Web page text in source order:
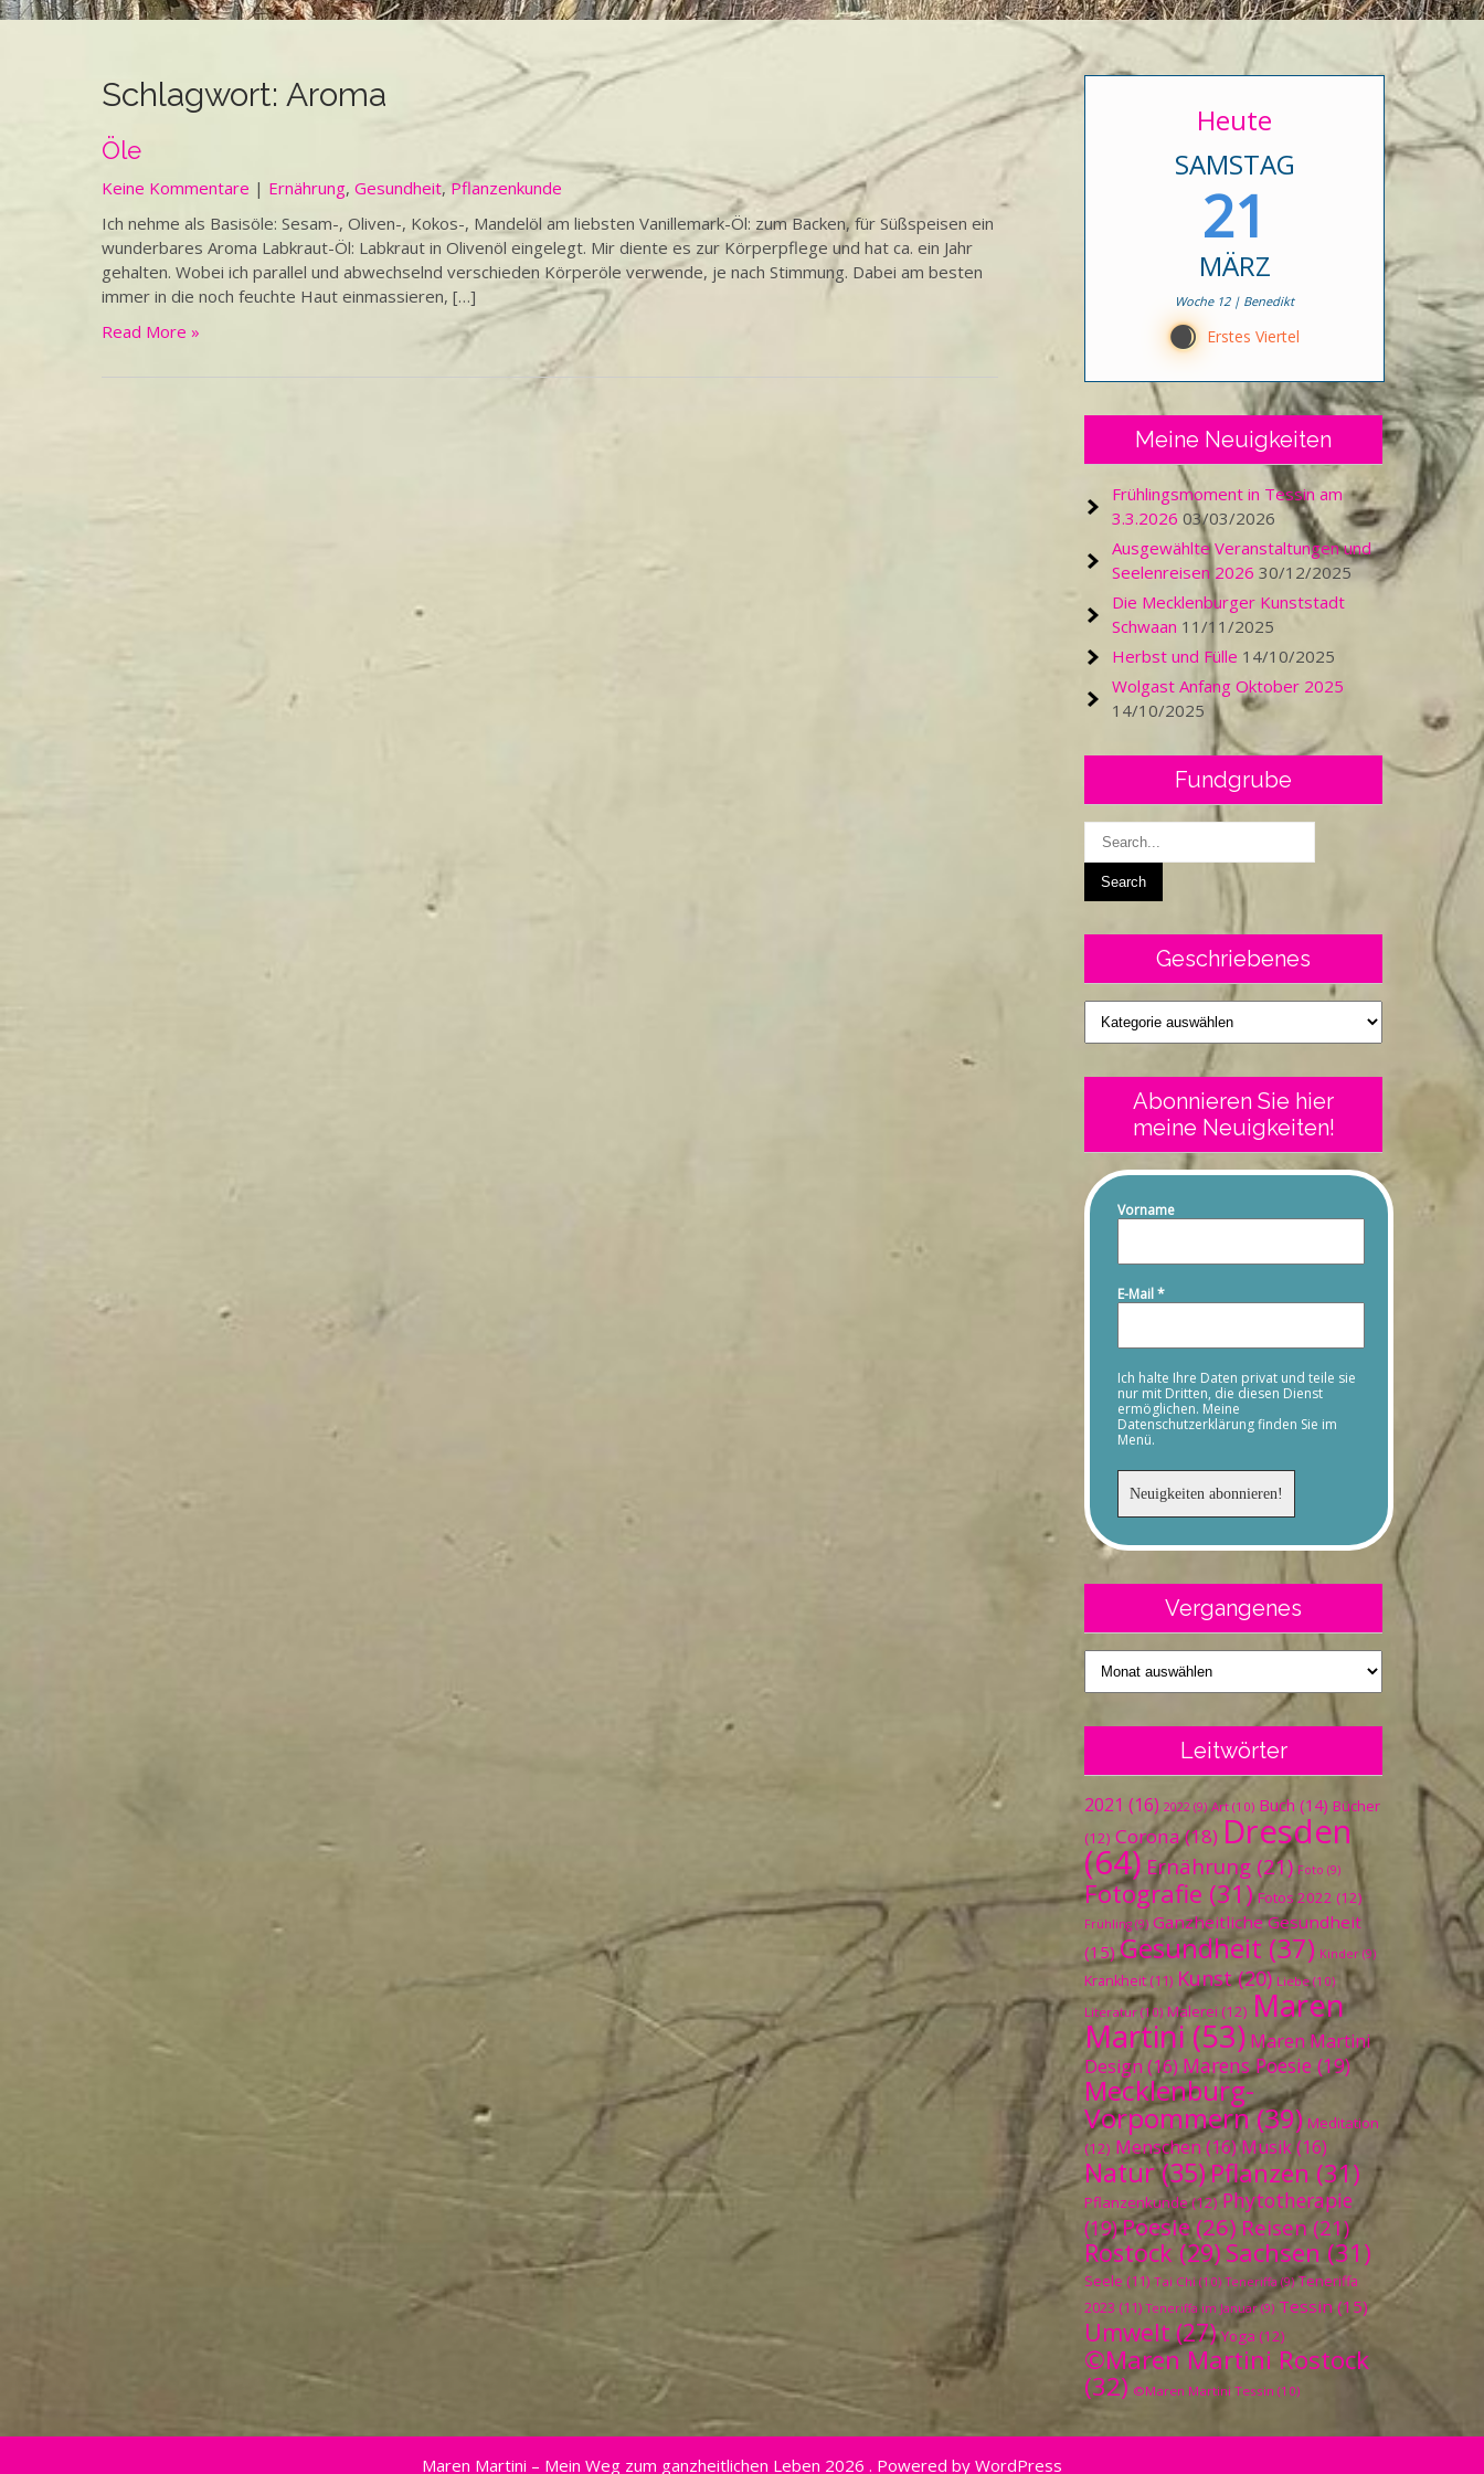
Schlagwort: Aroma
Öle
Keine Kommentare | Ernährung, Gesundheit, Pflanzenkunde
Ich nehme als Basisöle: Sesam-, Oliven-, Kokos-, Mandelöl am liebsten Vanillemark-Öl: zum Backen, für Süßspeisen ein
wunderbares Aroma Labkraut-Öl: Labkraut in Olivenöl eingelegt. Mir diente es zur Körperpflege und hat ca. ein Jahr
gehalten. Wobei ich parallel und abwechselnd verschieden Körperöle verwende, je nach Stimmung. Dabei am besten
immer in die noch feuchte Haut einmassieren, […]
Read More »
Heute
SAMSTAG
21
MÄRZ
Woche 12 | Benedikt
C Erstes Viertel
Meine Neuigkeiten
Frühlingsmoment in Tessin am
3.3.2026 03/03/2026
Ausgewählte Veranstaltungen und
Seelenreisen 2026 30/12/2025
Die Mecklenburger Kunststadt
Schwaan 11/11/2025
Herbst und Fülle 14/10/2025
Wolgast Anfang Oktober 2025
14/10/2025
Fundgrube
Geschriebenes
Geschriebenes
Abonnieren Sie hier
meine Neuigkeiten!
Vorname
E-Mail*
Ich halte Ihre Daten privat und teile sie
nur mit Dritten, die diesen Dienst
ermöglichen. Meine
Datenschutzerklärung finden Sie im
Menü.
Vergangenes
Vergangenes
Leitwörter
2021 (16) 2022 (9) Art (10) Buch (14) Bücher
(12) Corona(18) Dresden
(64) Ernährung (21) Foto (9)
Fotografie (31) Fotos 2022 (12)
Frühling (9) Ganzheitliche Gesundheit
(15) Gesundheit (37) Kinder (9)
Krankheit (11) Kunst(20) Liebe(10)
Literatur (10) Malerei (12) Maren
Martini(53) Maren Martini
Design (16) Marens Poesie (19)
Mecklenburg-
Vorpommern(39) Meditation
(12) Menschen (16) Musik(16)
Natur(35)Pflanzen (31)
Pflanzenkunde(12) Phytotherapie
(19)Poesie(26) Reisen(21)
Rostock (29) Sachsen (31)
Seele (11) Tai Chi (10) Teneriffa (9) Teneriffa
2023 (11) Teneriffa im Januar(9) Tessin (15)
Umwelt (27) Yoga (12)
©Maren Martini Rostock
(32) ©Maren Martini Tessin (10)
Maren Martini – Mein Weg zum ganzheitlichen Leben 2026 . Powered by WordPress